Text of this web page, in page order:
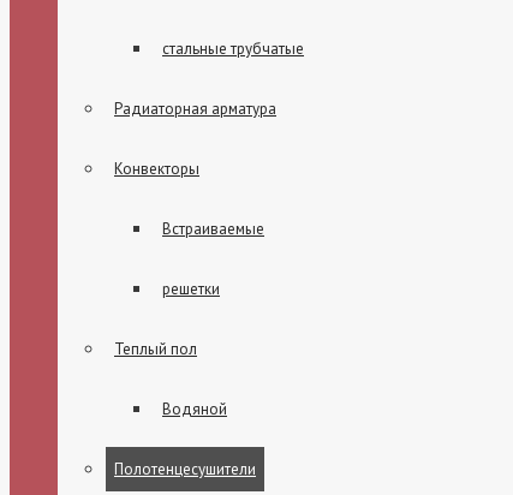
стальные трубчатые
Радиаторная арматура
Конвекторы
Встраиваемые
решетки
Теплый пол
Водяной
Полотенцесушители